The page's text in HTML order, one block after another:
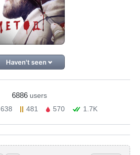
Haven't seen
6886 users
638 481 570 1.7K